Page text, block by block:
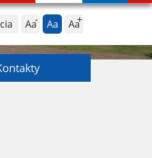
Aa Aa Aa